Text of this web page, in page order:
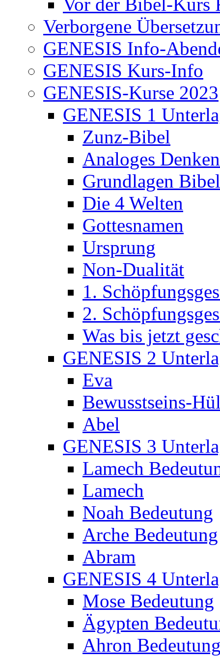
Verborgene
GENESIS Info-
GENESIS Kurs-Info
GENESIS-Kurse 2023
GENESIS 1
Zunz-Bibel
Analoges Denken
Grundlagen Bibel
Die 4 Welten
Gottesnamen
Ursprung
Non-Dualität
1.
2.
Was bis jetzt
GENESIS 2
Eva
Bewusstseins-
Abel
GENESIS 3
Lamech
Lamech
Noah Bedeutung
Arche Bedeutung
Abram
GENESIS 4
Mose Bedeutung
Ägypten
Ahron